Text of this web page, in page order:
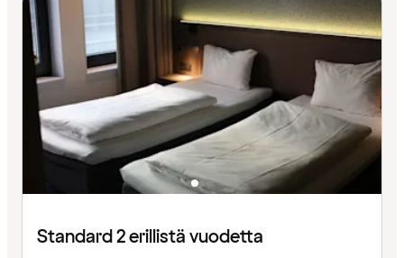
Standard 2 erillistä vuodetta